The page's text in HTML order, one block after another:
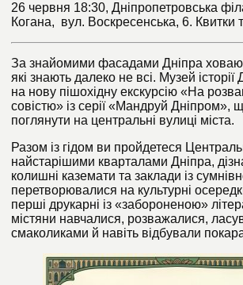
26 червня 18:30, Дніпропетровська
Когана, вул. Воскресенська, 6. Квитки
За знайомими фасадами Дніпра
які знають далеко не всі. Музей історії
на нову пішохідну екскурсію «На
совістю» із серії «Мандруй Дніпром»,
поглянути на центральні вулиці міста.
Разом із гідом ви пройдетеся
найстарішими кварталами Дніпра,
колишні каземати та заклади із
перетворювалися на культурні
перші друкарні із «забороненою»
містяни навчалися, розважалися,
смаколиками й навіть відбували